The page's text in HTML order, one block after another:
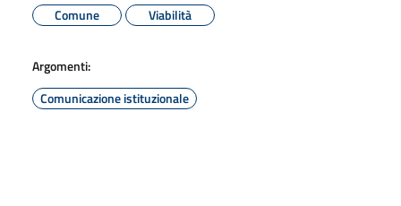
Comune
Viabilità
Argomenti:
Comunicazione istituzionale